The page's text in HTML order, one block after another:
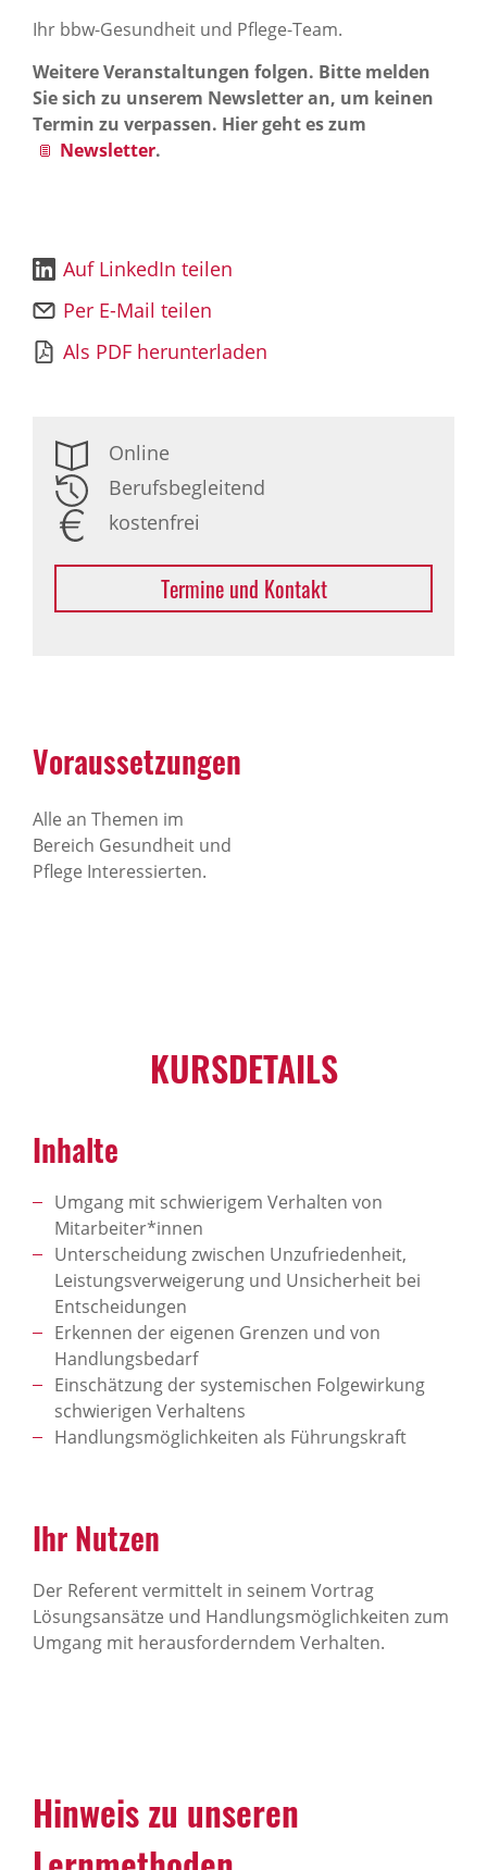
Ihr bbw-Gesundheit und Pflege-Team.
Weitere Veranstaltungen folgen. Bitte melden
Sie sich zu unserem Newsletter an, um keinen
Termin zu verpassen. Hier geht es zum
Newsletter.
Auf LinkedIn teilen
Per E-Mail teilen
Als PDF herunterladen
Online
Berufsbegleitend
kostenfrei
Termine und Kontakt
Voraussetzungen
Alle an Themen im
Bereich Gesundheit und
Pflege Interessierten.
KURSDETAILS
Inhalte
Umgang mit schwierigem Verhalten von
Mitarbeiter*innen
Unterscheidung zwischen Unzufriedenheit,
Leistungsverweigerung und Unsicherheit bei
Entscheidungen
Erkennen der eigenen Grenzen und von
Handlungsbedarf
Einschätzung der systemischen Folgewirkung
schwierigen Verhaltens
Handlungsmöglichkeiten als Führungskraft
Ihr Nutzen
Der Referent vermittelt in seinem Vortrag
Lösungsansätze und Handlungsmöglichkeiten zum
Umgang mit herausforderndem Verhalten.
Hinweis zu unseren